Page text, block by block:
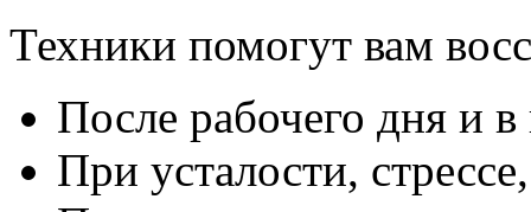
Техники помогут вам
После рабочего дня и
При усталости,